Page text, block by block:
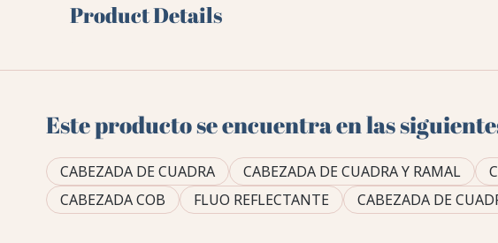
Product Details
Este producto se encuentra en las
CABEZADA DE CUADRA CABEZADA DE CUADRA Y RAMAL
CABEZADA COB
FLUO REFLECTANTE CABEZADA DE